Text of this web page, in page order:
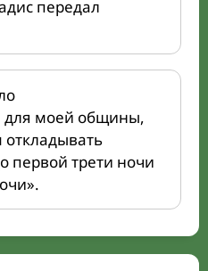
передал
моей общины,
первой трети ночи